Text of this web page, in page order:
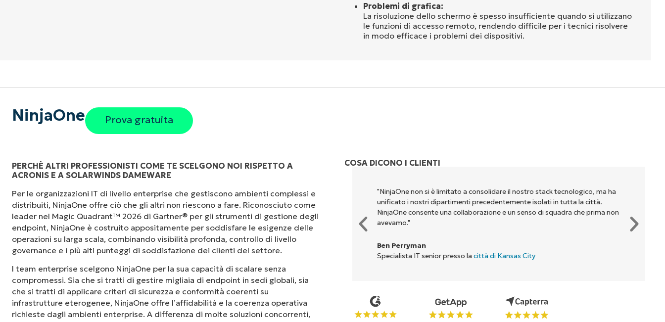
Problemi di grafica:
La risoluzione dello schermo è spesso insufficiente quando si utilizzano
le funzioni di accesso remoto, rendendo difficile per i tecnici risolvere
in modo efficace i problemi dei dispositivi.
NinjaOne Prova gratuita
PERCHÈ ALTRI PROFESSIONISTI COME TE SCELGONO NOI RISPETTO A
ACRONIS E A SOLARWINDS DAMEWARE
Per le organizzazioni IT di livello enterprise che gestiscono ambienti complessi e
distribuiti, NinjaOne offre ciò che gli altri non riescono a fare. Riconosciuto come
leader nel Magic Quadrant™ 2026 di Gartner® per gli strumenti di gestione degli
endpoint, NinjaOne è costruito appositamente per soddisfare le esigenze delle
operazioni su larga scala, combinando visibilità profonda, controllo di livello
governance e i più alti punteggi di soddisfazione dei clienti del settore.
I team enterprise scelgono NinjaOne per la sua capacità di scalare senza
compromessi. Sia che si tratti di gestire migliaia di endpoint in sedi globali, sia
che si tratti di applicare criteri di sicurezza e conformità coerenti su
infrastrutture eterogenee, NinjaOne offre l’affidabilità e la coerenza operativa
richieste dagli ambienti enterprise. A differenza di molte soluzioni concorrenti,
COSA DICONO I CLIENTI
"Prima avevo bisogno di 10-15 strumenti diversi per eseguire ciò che
NinjaOne fa nella sua interfaccia centralizzata. NinjaOne semplifica davvero
le nostre giornate lavorative."
Ernie Turner
Direttore IT di
"NinjaOne non si è limitato a consolidare il nostro stack tecnologico, ma ha
unificato i nostri dipartimenti precedentemente isolati in tutta la città.
NinjaOne consente una collaborazione e un senso di squadra che prima non
avevamo."
Ben Perryman
Specialista IT senior presso la città di Kansas City